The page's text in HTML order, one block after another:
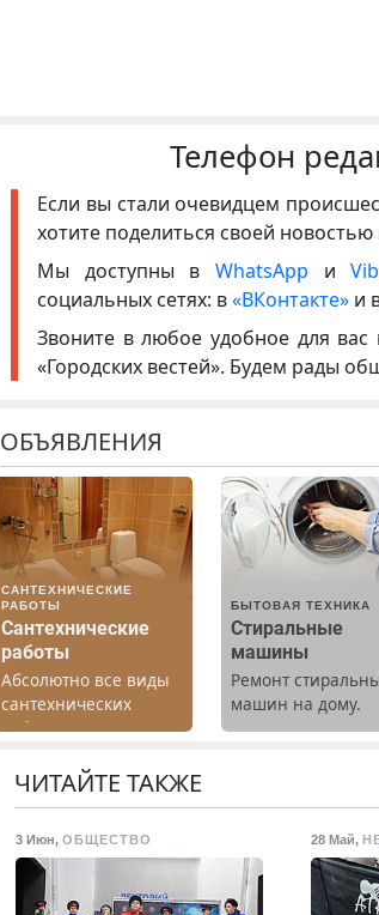
Телефон
Если вы стали очевидцем
хотите поделиться своей
Мы доступны в WhatsApp и
социальных сетях: в«ВКонтакте» и
Звоните в любое удобное для
«Городских вестей». Будем рады
ОБЪЯВЛЕНИЯ
САНТЕХНИЧЕСКИЕ
РАБОТЫ
Сантехнические
работы
Абсолютно все виды
сантехнических
работ. Быстро.
Недорого.
БЫТОВАЯ ТЕХНИКА
Стиральные
машины
Ремонт
машин на дому.
Выезд и
ЧИТАЙТЕ ТАКЖЕ
3 Июн,ОБЩЕСТВО 28 Май,